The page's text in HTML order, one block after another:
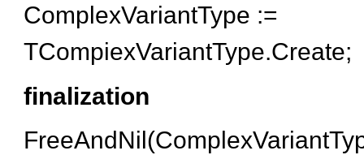
ComplexVariantType :=
TCompiexVariantType.Create;
finalization